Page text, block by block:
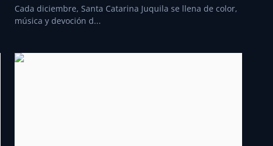
Cada diciembre, Santa Catarina Juquila se llena de color,
música y devoción d...